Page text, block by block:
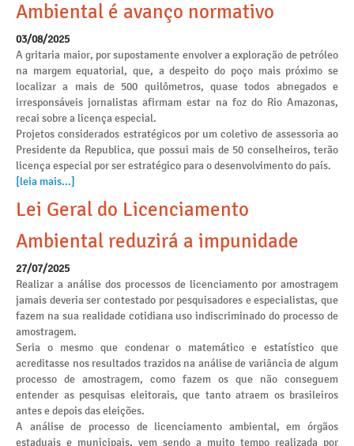
Ambiental é avanço normativo
03/08/2025
A gritaria maior, por supostamente envolver a exploração de petróleo
na margem equatorial, que, a despeito do poço mais próximo se
localizar a mais de 500 quilômetros, quase todos abnegados e
irresponsáveis jornalistas afirmam estar na foz do Rio Amazonas,
recai sobre a licença especial.
Projetos considerados estratégicos por um coletivo de assessoria ao
Presidente da Republica, que possui mais de 50 conselheiros, terão
licença especial por ser estratégico para o desenvolvimento do país.
[leia mais...]
Lei Geral do Licenciamento
Ambiental reduzirá a impunidade
27/07/2025
Realizar a análise dos processos de licenciamento por amostragem
jamais deveria ser contestado por pesquisadores e especialistas, que
fazem na sua realidade cotidiana uso indiscriminado do processo de
amostragem.
Seria o mesmo que condenar o matemático e estatístico que
acreditasse nos resultados trazidos na análise de variância de algum
processo de amostragem, como fazem os que não conseguem
entender as pesquisas eleitorais, que tanto atraem os brasileiros
antes e depois das eleições.
A análise de processo de licenciamento ambiental, em órgãos
estaduais e municipais, vem sendo a muito tempo realizada por